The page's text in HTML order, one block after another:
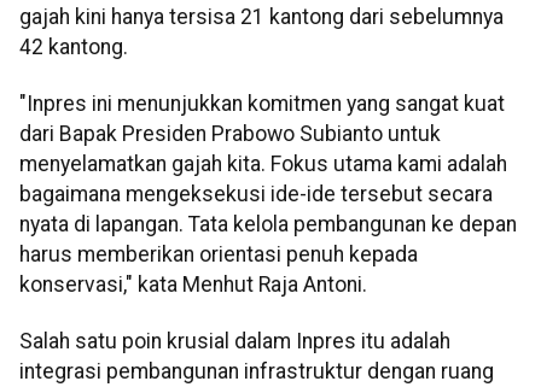
gajah kini hanya tersisa 21 kantong dari sebelumnya
42 kantong.
"Inpres ini menunjukkan komitmen yang sangat kuat
dari Bapak Presiden Prabowo Subianto untuk
menyelamatkan gajah kita. Fokus utama kami adalah
bagaimana mengeksekusi ide-ide tersebut secara
nyata di lapangan. Tata kelola pembangunan ke depan
harus memberikan orientasi penuh kepada
konservasi," kata Menhut Raja Antoni.
Salah satu poin krusial dalam Inpres itu adalah
integrasi pembangunan infrastruktur dengan ruang